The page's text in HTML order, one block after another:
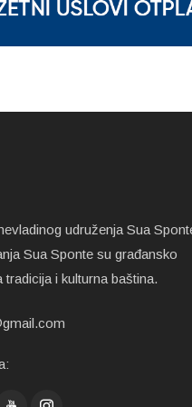
udruženja Sua
Sua Sponte su građansko
i kulturna baština.